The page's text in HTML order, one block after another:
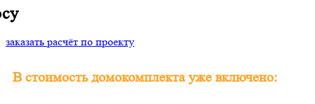
заказать расчёт по проекту
В стоимость домокомплекта уже включено: